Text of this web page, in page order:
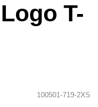
T-
100501-719-2XS